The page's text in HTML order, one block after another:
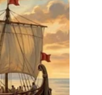
As substâncias
em vez de se
menos marcas.